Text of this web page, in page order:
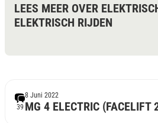
LEES MEER OVER
ELEKTRISCH RIJDEN
39 MG 4 ELECTRIC (FACELIFT
8 Juni 2022